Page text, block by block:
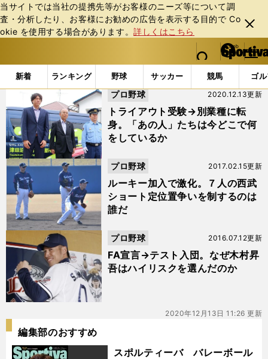
当サイトでは当社の提携先等がお客様のニーズ等について調
査・分析したり、お客様にお勧めの広告を表⽰する⽬的で Co
okie を使⽤する場合があります。詳しくはこちら
閉じ
る
web Sportiva (webスポルティーバ)
検索
マイペ
ー
ジ
メニュ
新着 ランキング 野球 サッカー 競馬 ゴ
b
ス
ル
テ
ィ
ー
バ
「#木村昇吾」の最新ニュース・ 情報
トライアウト受験→別業種に転
身。「あの人」たちは今どこで何
をしているか
2020.12.13更新
プロ野球
ルーキー加入で激化。７人の西武
ショート定位置争いを制するのは
誰だ
2017.02.15更新
プロ野球
FA宣言→テスト入団。なぜ木村昇
吾はハイリスクを選んだのか
2016.07.12更新
プロ野球
2020年12月13日 11:26 更新
編集部のおすすめ
スポルティーバ バレーボール